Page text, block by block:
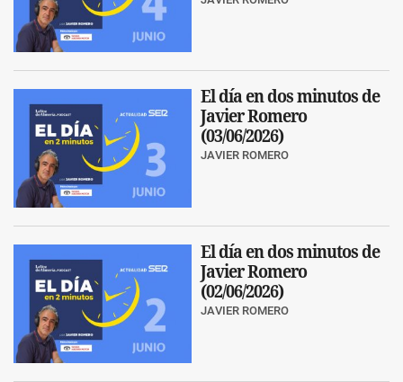
El día en dos minutos de
Javier Romero
(03/06/2026)
JAVIER ROMERO
El día en dos minutos de
Javier Romero
(02/06/2026)
JAVIER ROMERO